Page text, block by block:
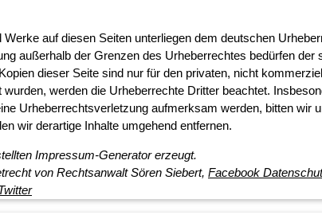
auf diesen Seiten unterliegen dem deutschen
außerhalb der Grenzen des Urheberrechtes bedürfen
dieser Seite sind nur für den privaten, nicht
werden die Urheberrechte Dritter beachtet.
Urheberrechtsverletzung aufmerksam werden, bitten wir
wir derartige Inhalte umgehend entfernen.
Impressum-Generator erzeugt.
von Rechtsanwalt Sören Siebert, Facebook